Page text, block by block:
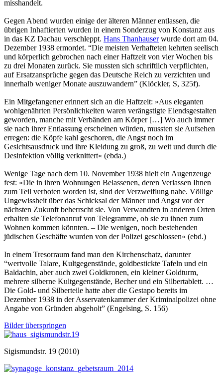
misshandelt.
Gegen Abend wurden einige der älteren Männer entlassen, die
übrigen Inhaftierten wurden in einem Sonderzug von Konstanz aus
in das KZ Dachau verschleppt. Hans Thanhauserwurde dort am 04.
Dezember 1938 ermordet. “Die meisten Verhafteten kehrten seelisch
und körperlich gebrochen nach einer Haftzeit von vier Wochen bis
zu drei Monaten zurück. Sie mussten sich schriftlich verpflichten,
auf Ersatzan­sprüche gegen das Deutsche Reich zu verzichten und
innerhalb weniger Monate auszuwan­dern” (Klöckler, S, 325f).
Ein Mitgefangener erinnert sich an die Haftzeit: »Aus eleganten
wohlgenährten Persönlichkeiten waren verängstigte Elendsgestalten
geworden, manche mit Verbänden am Körper […] Wo auch immer
sie nach ihrer Entlassung erscheinen würden, mussten sie Aufsehen
erregen: die Köpfe kahl geschoren, die Angst noch im
Gesichtsausdruck und ihre Kleidung zu groß, zu weit und durch die
Desinfektion völlig verknittert« (ebda.)
Wenige Tage nach dem 10. November 1938 hielt ein Augenzeuge
fest: »Die in ihren Wohnungen Belas­senen, deren Verlassen Ihnen
zum Teil verboten worden ist, sind der Verzweiflung nahe. Völlige
Ungewissheit über das Schicksal der Männer und Angst vor der
nächsten Zukunft beherrscht sie. Von Verwandten in anderen Orten
erhalten sie Telefon­anruf von Telegramme, ob sie zu ihnen zum
Wohnen kommen könnten. – Die wenigen, noch bestehenden
jüdischen Geschäfte wurden von der Polizei geschlossen« (ebd.)
In einem Tresorraum fand man den Kirchenschatz, darunter
“wertvolle Talare, Kultgegenstände, gold­bestickte Tafeln und ein
Baldachin, aber auch zwei Goldkronen, ein kleiner Goldturm,
mehrere silberne Kultgegenstände, Becher und ein Silbertablett. …
Die Gold- und Silberteile hatte aber die Gestapo bereits im
Dezember 1938 in der Asservatenkammer der Krimi­nalpolizei ohne
Angabe von Gründen abge­holt” (Engelsing, S. 156)
Bilder überspringen
Sigismundstr. 19 (2010)